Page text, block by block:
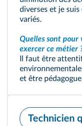
diverses et je
variés.
Quelles sont pour
exercer ce métier
Il faut être
et être
Technicien